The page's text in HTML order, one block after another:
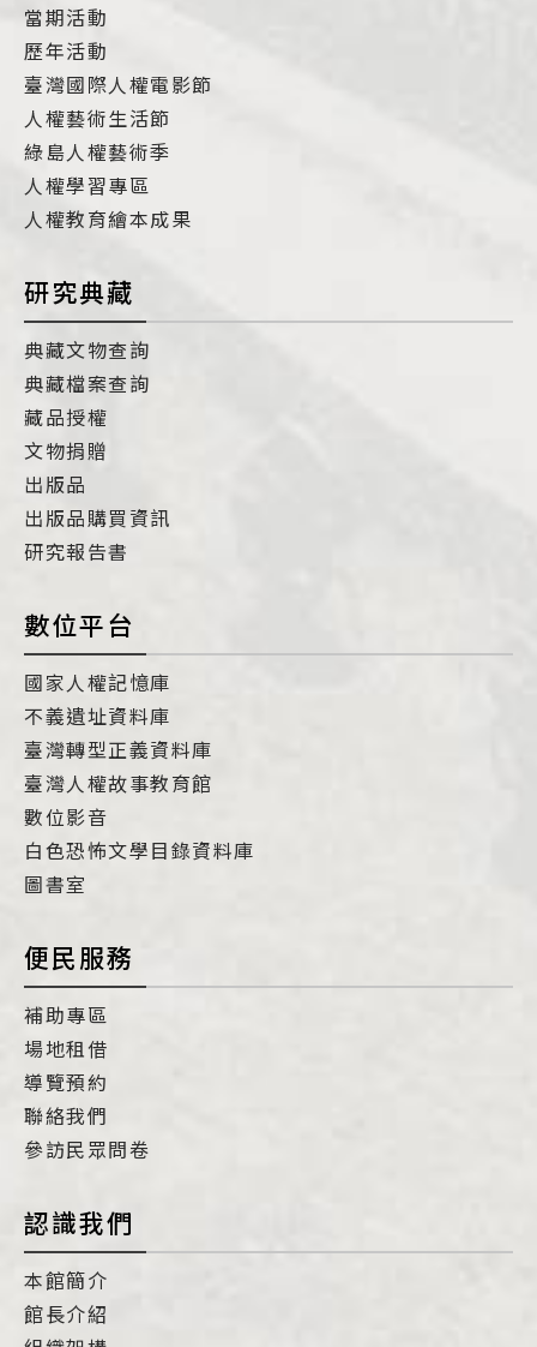
當期活動
歷年活動
臺灣國際人權電影節
人權藝術生活節
綠島人權藝術季
人權學習專區
人權教育繪本成果
研究典藏
典藏文物查詢
典藏檔案查詢
藏品授權
文物捐贈
出版品
出版品購買資訊
研究報告書
數位平台
國家人權記憶庫
不義遺址資料庫
臺灣轉型正義資料庫
臺灣人權故事教育館
數位影音
白色恐怖文學目錄資料庫
圖書室
便民服務
補助專區
場地租借
導覽預約
聯絡我們
參訪民眾問卷
認識我們
本館簡介
館長介紹